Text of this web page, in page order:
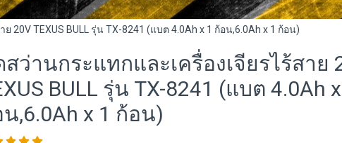
20V TEXUS BULL รุ่น TX-8241 (แบต 4.0Ah x 1 ก้อน,6.0Ah x 1 ก้อน)
ว่านกระแทกและเครื่องเจียรไร้สาย
BULL รุ่น TX-8241 (แบต 4.0Ah x
,6.0Ah x 1 ก้อน)